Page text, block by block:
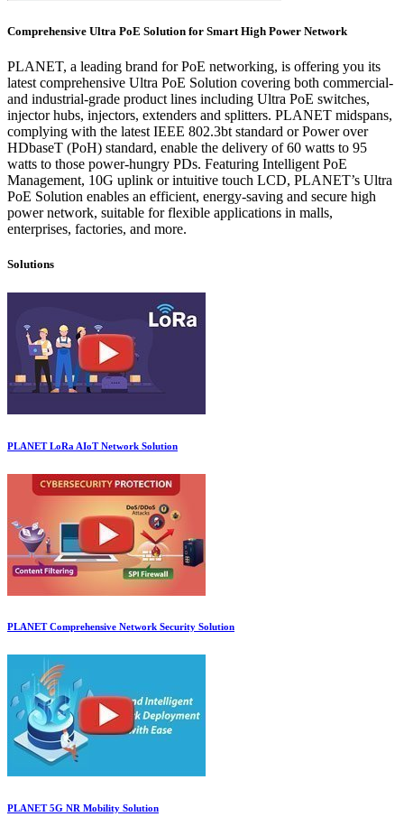
Comprehensive Ultra PoE Solution for Smart High Power Network
PLANET, a leading brand for PoE networking, is offering you its
latest comprehensive Ultra PoE Solution covering both commercial-
and industrial-grade product lines including Ultra PoE switches,
injector hubs, injectors, extenders and splitters. PLANET midspans,
complying with the latest IEEE 802.3bt standard or Power over
HDbaseT (PoH) standard, enable the delivery of 60 watts to 95
watts to those power-hungry PDs. Featuring Intelligent PoE
Management, 10G uplink or intuitive touch LCD, PLANET’s Ultra
PoE Solution enables an efficient, energy-saving and secure high
power network, suitable for flexible applications in malls,
enterprises, factories, and more.
Solutions
PLANET LoRa AIoT Network Solution
PLANET Comprehensive Network Security Solution
PLANET 5G NR Mobility Solution